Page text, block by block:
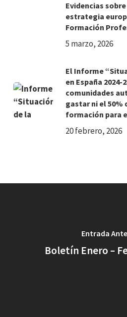
Evidencias
estrategia
Formación
5 marzo, 2026
El Informe
en España
comunidades
gastar ni el 50%
formación para
20 febrero, 2026
Entrada
Boletín Enero –